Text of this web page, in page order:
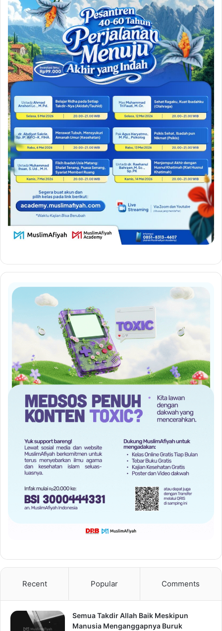
Recent Popular Comments
Semua Takdir Allah Baik Meskipun
Manusia Menganggapnya Buruk